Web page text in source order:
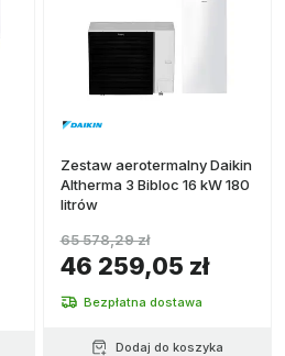
Zestaw aerotermalny Daikin
Altherma 3 Bibloc 16 kW 180
litrów
46 259,05 zł
65 578,29 zł
Bezpłatna dostawa
Dodaj do koszyka